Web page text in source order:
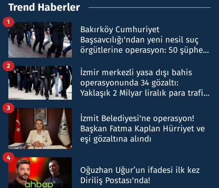
Trend Haberler
Bakırköy Cumhuriyet
Başsavcılığı'ndan yeni nesil suç
örgütlerine operasyon: 50 şüpheli
1
İzmir merkezli yasa dışı bahis
operasyonunda 34 gözaltı:
Yaklaşık 2 Milyar liralık para trafiği
2
İzmit Belediyesi'ne operasyon!
Başkan Fatma Kaplan Hürriyet ve
eşi gözaltına alındı
3
Oğuzhan Uğur’un ifadesi ilk kez
Diriliş Postası'nda!
4